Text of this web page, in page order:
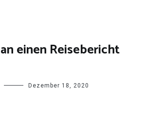
einen Reisebericht
Dezember 18, 2020